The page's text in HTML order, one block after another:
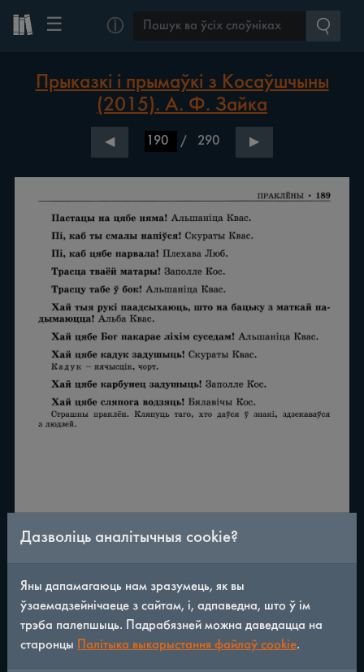
☰ ⓘ
Прыказкі і прымаўкі з Косаўшчыны
(2015). А. Ф. Зайка
◀ / 290 ▶
Дазволіць аналітычныя cookie?
Яны дапамагаюць нам зразумець, як вы
ўзаемадзейнічаеце з сайтам, і, адпаведна, што ў ім
трэба палепшыць. Падрабязней можна даведацца на
старонцы
Палітыка выкарыстання файлаў cookie.